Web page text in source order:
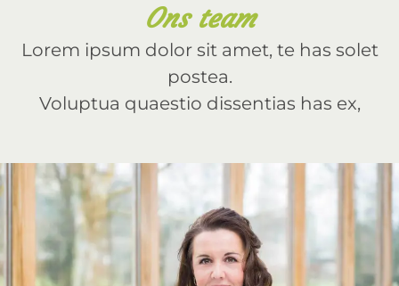
Ons team
Lorem ipsum dolor sit amet, te has solet
postea.
Voluptua quaestio dissentias has ex,